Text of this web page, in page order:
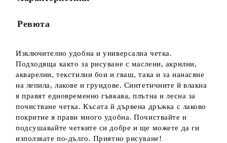
Ревюта
Изключително удобна и универсална четка.
Подходяща както за рисуване с маслени, акрилни,
акварелни, текстилни бои и гваш, така и за нанасяне
на лепила, лакове и грундове. Синтетичните й влакна
я правят едновременно гъвкава, плътна и лесна за
почистване четка. Късата й дървена дръжка с лаково
покритие я прави много удобна. Почиствайте и
подсушавайте четките си добре и ще можете да ги
използвате по-дълго. Приятно рисуване!